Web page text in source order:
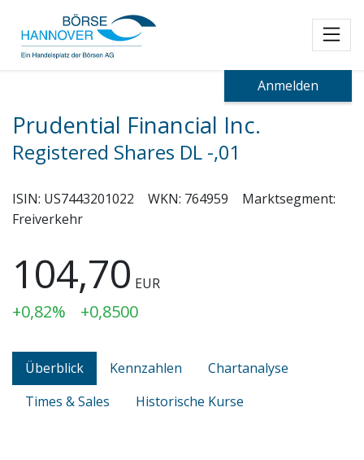
Anmelden
Prudential Financial Inc.
Registered Shares DL -,01
ISIN: US7443201022 WKN: 764959
Marktsegment:
Freiverkehr
104,70 EUR
+0,82% +0,8500
Überblick Kennzahlen
Chartanalyse
Times & Sales
Historische Kurse